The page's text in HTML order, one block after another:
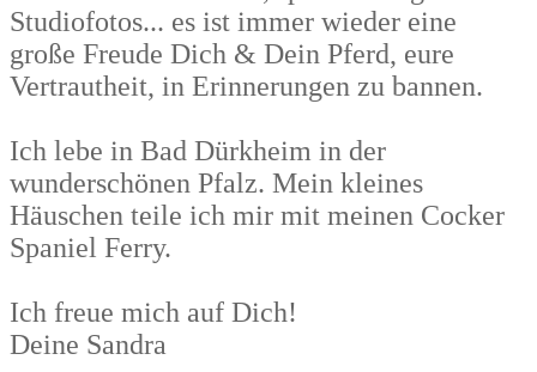
Studiofotos... es ist immer wieder eine
große Freude Dich & Dein Pferd, eure
Vertrautheit, in Erinnerungen zu bannen.
Ich lebe in Bad Dürkheim in der
wunderschönen Pfalz. Mein kleines
Häuschen teile ich mir mit meinen Cocker
Spaniel Ferry.
Ich freue mich auf Dich!
Deine Sandra